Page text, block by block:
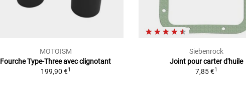
MOTOISM
Fourche Type-Three avec clignotant
199,90 €1
Siebenrock
Joint pour carter d'huile
7,85 €1